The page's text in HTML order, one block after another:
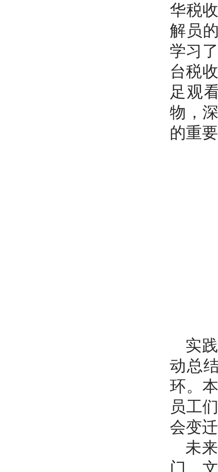
华税
解员
学习
台税
足观
物，
的重
实
动总
环。
员工
会变
未
门、